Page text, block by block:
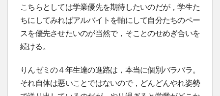
こちらとしては学業優先を期待したいのだが，学生た
ちにしてみればアルバイトを軸にして自分たちのペー
スを優先させたいのが当然で，そことのせめぎ合いを
続ける。
りんゼミの４年生達の進路は，本当に個別バラバラ。
それ自体は悪いことではないので，どんどんやれ姿勢